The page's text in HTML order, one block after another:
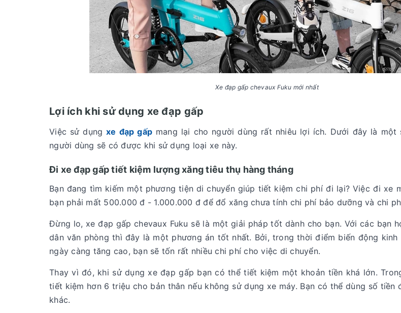
Xe đạp gấp chevaux Fuku mới nhất
Lợi ích khi sử dụng xe đạp gấp
Việc sử dụngxe đạp gấp mang lại cho người dùng rất nhiêu lợi ích. Dưới đây là một
người dùng sẽ có được khi sử dụng loại xe này.
Đi xe đạp gấp tiết kiệm lượng xăng tiêu thụ hàng tháng
Bạn đang tìm kiếm một phương tiện di chuyển giúp tiết kiệm chi phí đi lại? Việc đi xe
bạn phải mất 500.000 đ - 1.000.000 đ để đổ xăng chưa tính chi phí bảo dưỡng và chi
Đừng lo, xe đạp gấp chevaux Fuku sẽ là một giải pháp tốt dành cho bạn. Với các bạn
dân văn phòng thì đây là một phương án tốt nhất. Bởi, trong thời điểm biến động kinh
ngày càng tăng cao, bạn sẽ tốn rất nhiều chi phí cho việc di chuyển.
Thay vì đó, khi sử dụng xe đạp gấp bạn có thể tiết kiệm một khoản tiền khá lớn.
tiết kiệm hơn 6 triệu cho bản thân nếu không sử dụng xe máy. Bạn có thể dùng số tiền
khác.